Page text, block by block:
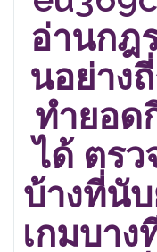
อ่านกฎ
นอย่าง
ทำยอด
ได้ ตรว
บ้างที่นั
เกมบาง